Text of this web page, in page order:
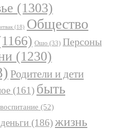
(1303)
(18) Общество
Ошо (33) Персоны
(1230)
Родители и дети
(161) быть
воспитание (52)
деньги (186)жизнь